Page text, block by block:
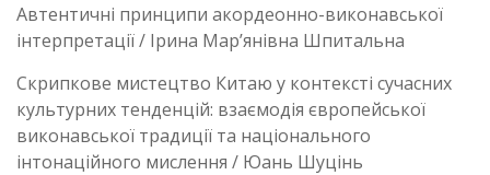
Автентичні принципи акордеонно-виконавської
інтерпретації / Ірина Мар’янівна Шпитальна
Скрипкове мистецтво Китаю у контексті сучасних
культурних тенденцій: взаємодія європейської
виконавської традиції та національного
інтонаційного мислення / Юань Шуцінь